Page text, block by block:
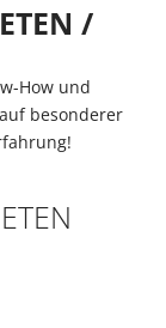
/
How und
besonderer